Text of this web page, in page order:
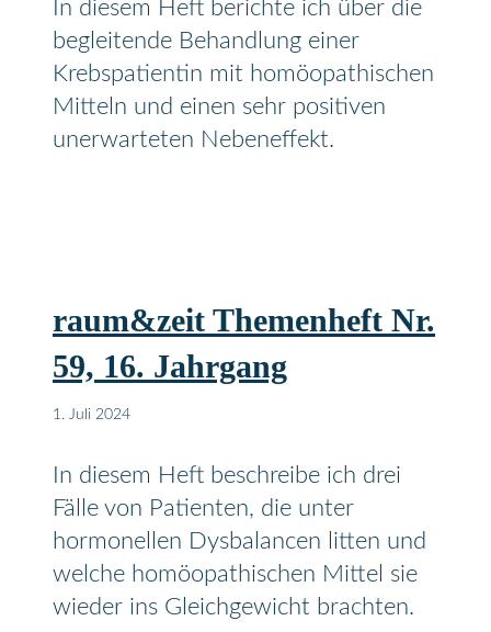
In diesem Heft berichte ich über die
begleitende Behandlung einer
Krebspatientin mit homöopathischen
Mitteln und einen sehr positiven
unerwarteten Nebeneffekt.
raum&zeit Themenheft Nr.
59, 16. Jahrgang
1. Juli 2024
In diesem Heft beschreibe ich drei
Fälle von Patienten, die unter
hormonellen Dysbalancen litten und
welche homöopathischen Mittel sie
wieder ins Gleichgewicht brachten.